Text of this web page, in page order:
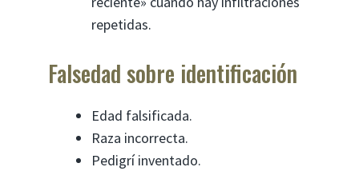
repetidas.
Falsedad sobre identificación
Edad falsificada.
Raza incorrecta.
Pedigrí inventado.